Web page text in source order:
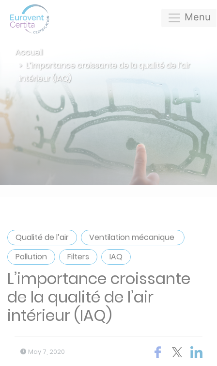
Menu
Accueil
L’importance croissante de la qualité de l’air
intérieur (IAQ)
Qualité de l’air
Ventilation mécanique
Pollution
Filters IAQ
L’importance croissante
de la qualité de l’air
intérieur (IAQ)
May 7, 2020